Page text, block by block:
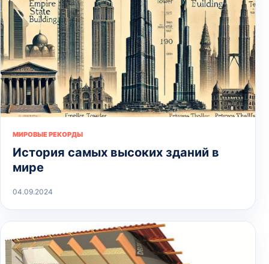
МИРОВЫЕ РЕКОРДЫ
История самых высоких зданий в
мире
04.09.2024